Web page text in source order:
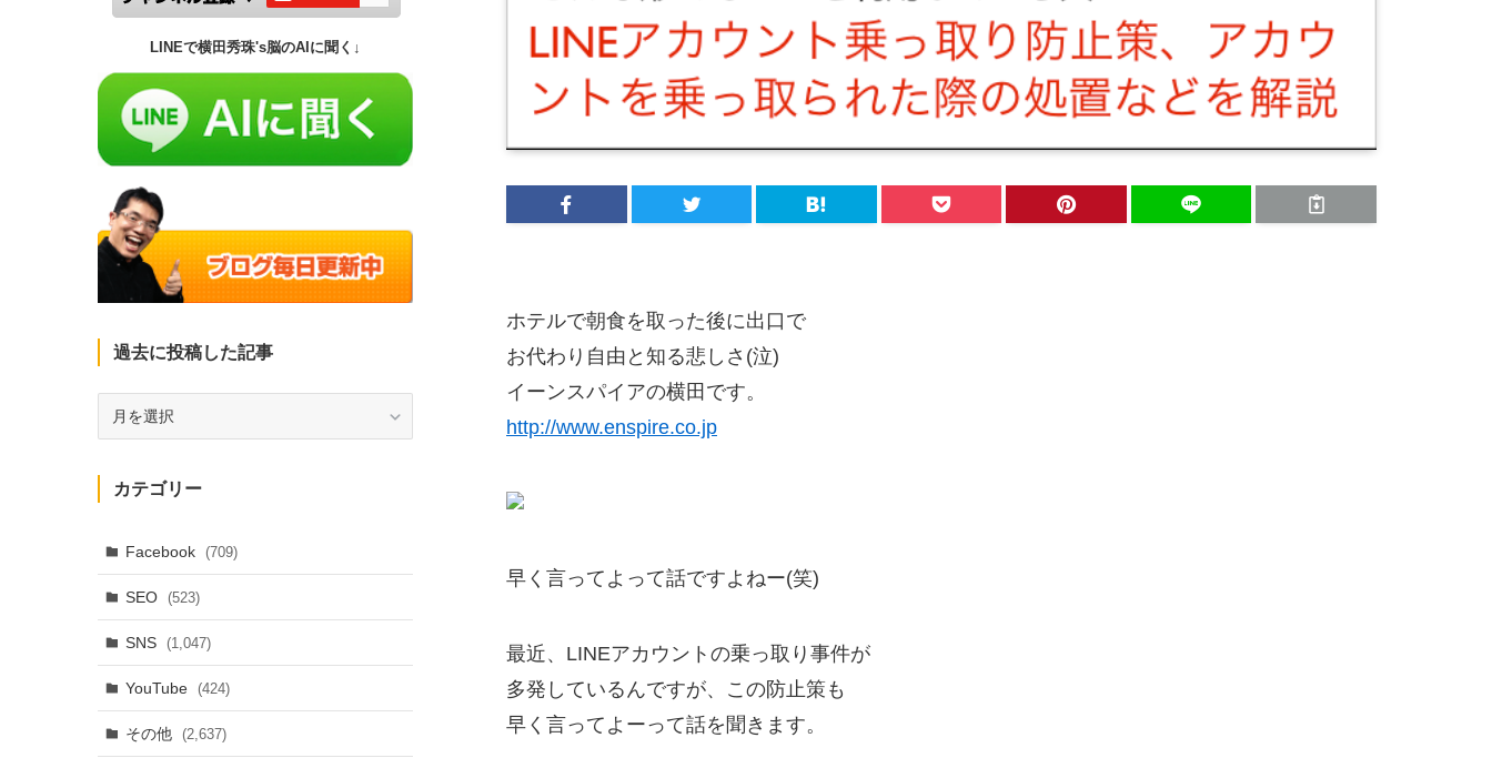
ホテルで朝食を取った後に出口で
お代わり自由と知る悲しさ(泣)
イーンスパイアの横田です。
http://www.enspire.co.jp
早く言ってよって話ですよねー(笑)
最近、LINEアカウントの乗っ取り事件が
多発しているんですが、この防止策も
早く言ってよーって話を聞きます。
LINEで横田秀珠's脳のAIに聞く↓
過去に投稿した記事
投
稿
た
記
事
カテゴリー
Facebook (709)
SEO (523)
SNS (1,047)
YouTube (424)
その他 (2,637)